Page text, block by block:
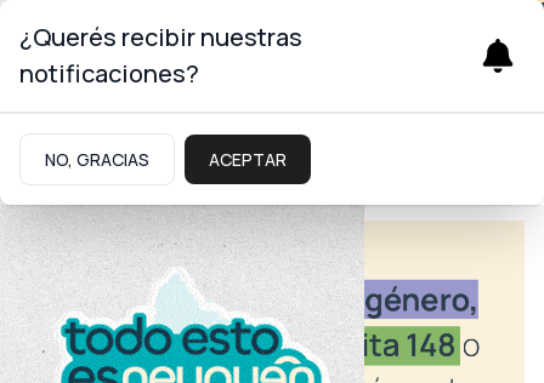
¿Querés recibir nuestras
notificaciones?
NO, GRACIAS ACEPTAR